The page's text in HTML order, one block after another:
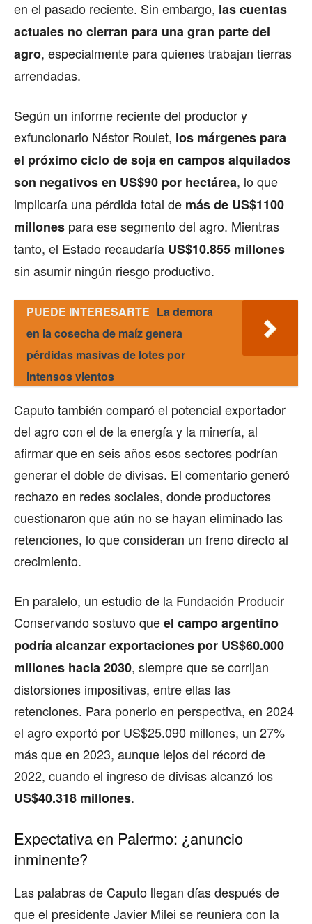
en el pasado reciente. Sin embargo, las cuentas
actuales no cierran para una gran parte del
agro, especialmente para quienes trabajan tierras
arrendadas.
Según un informe reciente del productor y
exfuncionario Néstor Roulet, los márgenes para
el próximo ciclo de soja en campos alquilados
son negativos en US$90 por hectárea, lo que
implicaría una pérdida total de más de US$1100
millones para ese segmento del agro. Mientras
tanto, el Estado recaudaría US$10.855 millones
sin asumir ningún riesgo productivo.
PUEDE INTERESARTE La demora
en la cosecha de maíz genera
pérdidas masivas de lotes por
intensos vientos
Caputo también comparó el potencial exportador
del agro con el de la energía y la minería, al
afirmar que en seis años esos sectores podrían
generar el doble de divisas. El comentario generó
rechazo en redes sociales, donde productores
cuestionaron que aún no se hayan eliminado las
retenciones, lo que consideran un freno directo al
crecimiento.
En paralelo, un estudio de la Fundación Producir
Conservando sostuvo queel campo argentino
podría alcanzar exportaciones por US$60.000
millones hacia 2030, siempre que se corrijan
distorsiones impositivas, entre ellas las
retenciones. Para ponerlo en perspectiva, en 2024
el agro exportó por US$25.090 millones, un 27%
más que en 2023, aunque lejos del récord de
2022, cuando el ingreso de divisas alcanzó los
US$40.318 millones.
Expectativa en Palermo: ¿anuncio
inminente?
Las palabras de Caputo llegan días después de
que el presidente Javier Milei se reuniera con la